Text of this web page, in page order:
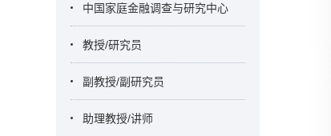
中国家庭金融调查与研究中心
教授/研究员
副教授/副研究员
助理教授/讲师